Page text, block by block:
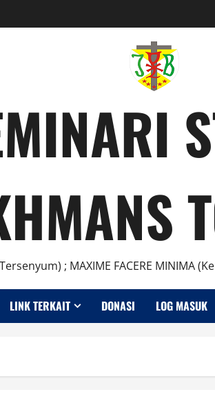
Tersenyum) ; MAXIME FACERE MINIMA
LINK TERKAIT DONASI LOG MASUK